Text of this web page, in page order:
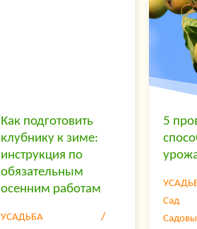
Как подготовить
клубнику к зиме:
инструкция по
обязательным
осенним работам
УСАДЬБА
5
Сад